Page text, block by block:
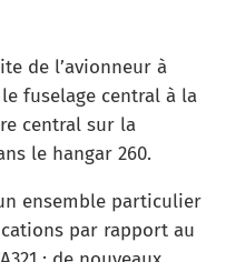
de l’avionneur à
fuselage central à la
central sur la
le hangar 260.
ensemble particulier
par rapport au